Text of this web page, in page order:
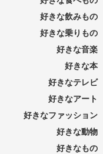
好きな飲みもの
好きな乗りもの
好きな音楽
好きな本
好きなテレビ
好きなアート
好きなファッション
好きな動物
好きなもの